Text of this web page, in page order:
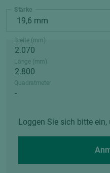
Stärke
Breite (mm)
Länge (mm)
Quadratmeter
Loggen Sie sich bitte ein,